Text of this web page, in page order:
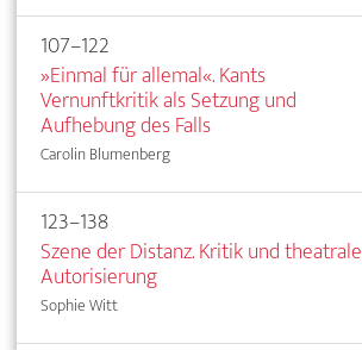
107–122
»Einmal für allemal«. Kants
Vernunftkritik als Setzung und
Aufhebung des Falls
Carolin Blumenberg
123–138
Szene der Distanz. Kritik und theatrale
Autorisierung
Sophie Witt